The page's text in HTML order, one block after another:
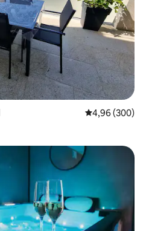
5 üzerinden
4,96 (300)